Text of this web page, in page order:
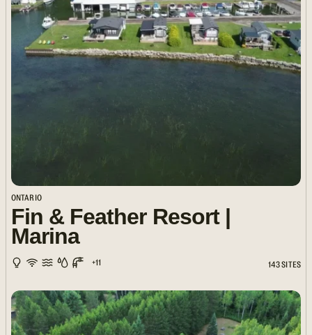
ONTARIO
Fin & Feather Resort |
Marina
+11 143 SITES